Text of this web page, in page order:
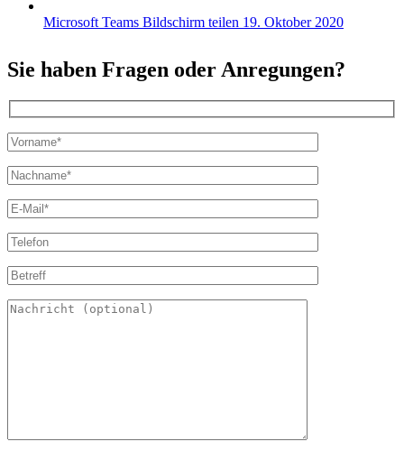
Microsoft Teams Bildschirm teilen 19. Oktober 2020
Sie haben Fragen oder Anregungen?